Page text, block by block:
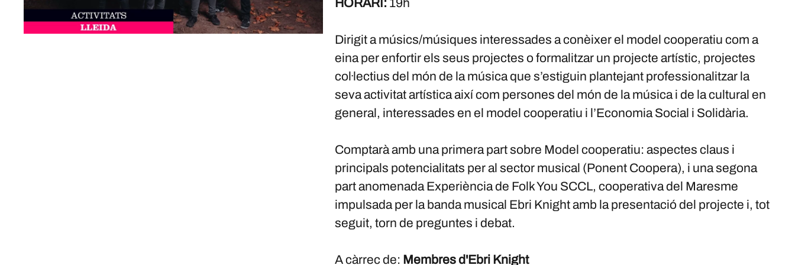
HORARI: 19h
Dirigit a músics/músiques interessades a conèixer el model cooperatiu com a
eina per enfortir els seus projectes o formalitzar un projecte artístic, projectes
col·lectius del món de la música que s’estiguin plantejant professionalitzar la
seva activitat artística així com persones del món de la música i de la cultural en
general, interessades en el model cooperatiu i l’Economia Social i Solidària.
Comptarà amb una primera part sobre Model cooperatiu: aspectes claus i
principals potencialitats per al sector musical (Ponent Coopera), i una segona
part anomenada Experiència de Folk You SCCL, cooperativa del Maresme
impulsada per la banda musical Ebri Knight amb la presentació del projecte i, tot
seguit, torn de preguntes i debat.
A càrrec de: Membres d'Ebri Knight